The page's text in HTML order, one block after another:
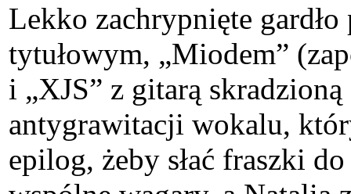
Lekko zachrypnięte gardło
tytułowym, „Miodem”
i „XJS” z gitarą
antygrawitacji wokalu,
epilog, żeby słać fraszki